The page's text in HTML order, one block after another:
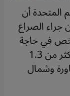
المتحدة أن
جراء الصراع
في حاجة
ماسة إلى مساعدات إنسانية، فيما فرّ أكثر من 1.3
وشمال